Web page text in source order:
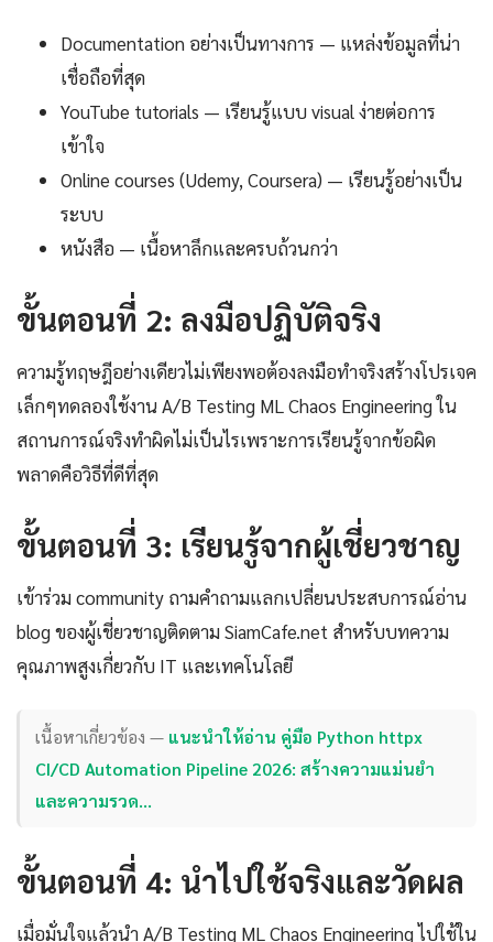
Documentation อย่างเป็นทางการ — แหล่งข้อมูลที่น่า
เชื่อถือที่สุด
YouTube tutorials — เรียนรู้แบบ visual ง่ายต่อการ
เข้าใจ
Online courses (Udemy, Coursera) — เรียนรู้อย่างเป็น
ระบบ
หนังสือ — เนื้อหาลึกและครบถ้วนกว่า
ขั้นตอนที่ 2: ลงมือปฏิบัติจริง
ความรู้ทฤษฎีอย่างเดียวไม่เพียงพอต้องลงมือทำจริงสร้างโปรเจค
เล็กๆทดลองใช้งาน A/B Testing ML Chaos Engineering ใน
สถานการณ์จริงทำผิดไม่เป็นไรเพราะการเรียนรู้จากข้อผิด
พลาดคือวิธีที่ดีที่สุด
ขั้นตอนที่ 3: เรียนรู้จากผู้เชี่ยวชาญ
เข้าร่วม community ถามคำถามแลกเปลี่ยนประสบการณ์อ่าน
blog ของผู้เชี่ยวชาญติดตาม SiamCafe.net สำหรับบทความ
คุณภาพสูงเกี่ยวกับ IT และเทคโนโลยี
เนื้อหาเกี่ยวข้อง — แนะนำให้อ่าน คู่มือ Python httpx
CI/CD Automation Pipeline 2026: สร้างความแม่นยำ
และความรวด…
ขั้นตอนที่ 4: นำไปใช้จริงและวัดผล
เมื่อมั่นใจแล้วนำ A/B Testing ML Chaos Engineering ไปใช้ใน